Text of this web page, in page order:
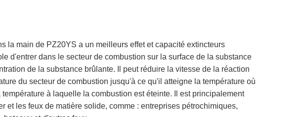
la main de PZ20YS a un meilleurs effet et capacité extincteurs
d'entrer dans le secteur de combustion sur la surface de la substance
de la substance brûlante. Il peut réduire la vitesse de la réaction
du secteur de combustion jusqu'à ce qu'il atteigne la température où
à laquelle la combustion est éteinte. Il est principalement
et les feux de matière solide, comme : entreprises pétrochimiques,